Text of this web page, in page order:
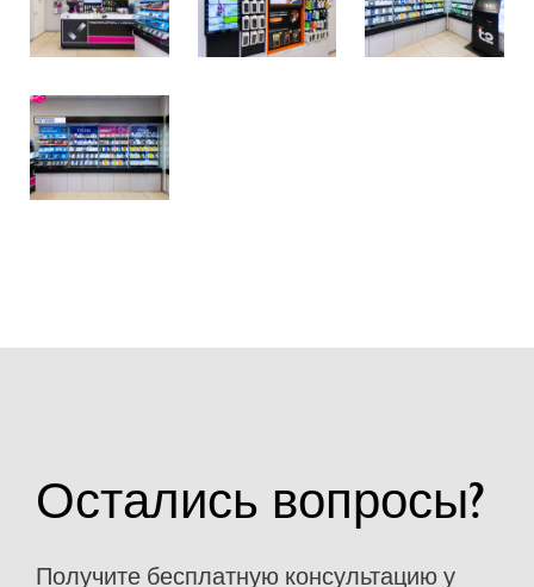
Остались вопросы?
Получите бесплатную консультацию у